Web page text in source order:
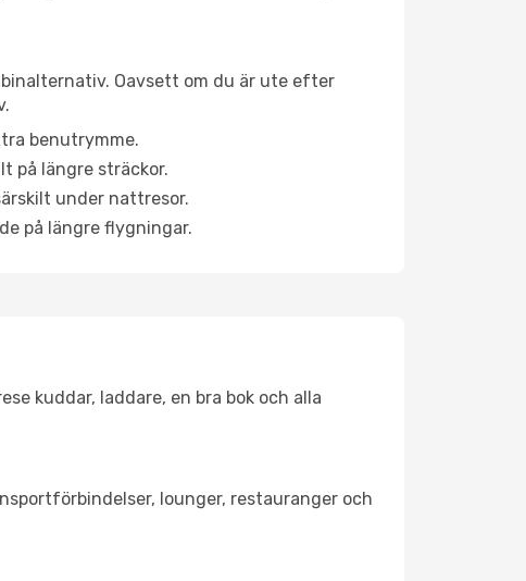
Oavsett om du är ute efter
benutrymme.
på längre sträckor.
under nattresor.
på längre flygningar.
kuddar, laddare, en bra bok och alla
lounger, restauranger och